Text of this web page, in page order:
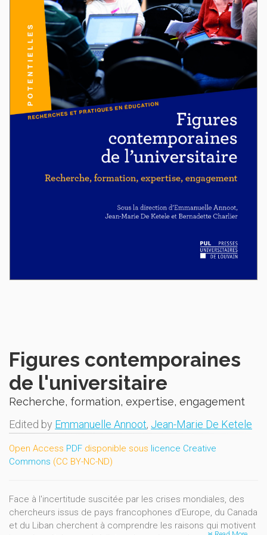
Figures contemporaines
de l'universitaire
Recherche, formation, expertise, engagement
Edited by Emmanuelle Annoot, Jean-Marie De Ketele
Open Access PDF disponible sous licence Creative
Commons (CC BY-NC-ND)
Face à l'incertitude suscitée par les crises mondiales, des
chercheurs issus de pays francophones d’Europe, du Canada
et du Liban cherchent à comprendre les raisons qui motivent